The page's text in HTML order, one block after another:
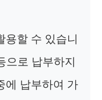
용할 수 있습니
으로 납부하지
에 납부하여 가